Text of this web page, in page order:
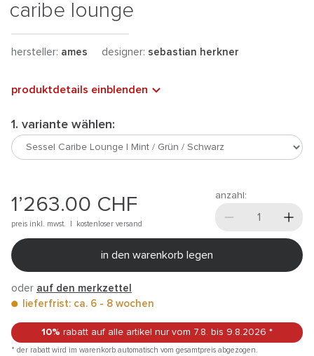
caribe lounge
hersteller: ames designer: sebastian herkner
produktdetails einblenden
1. variante wählen:
1’263.00 CHF
preis inkl. mwst. | kostenloser versand
anzahl:
in den warenkorb legen
oder auf den merkzettel
lieferfrist: ca. 6 - 8 wochen
10% rabatt auf alle artikel nur vom 7.8. bis 9.8.2026 *
* der rabatt wird im warenkorb automatisch vom gesamtpreis abgezogen.